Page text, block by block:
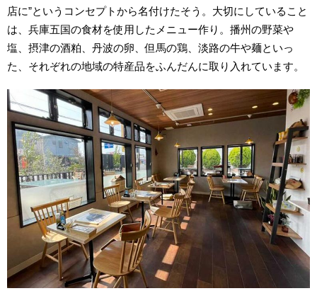
店に”というコンセプトから名付けたそう。大切にしていること
は、兵庫五国の食材を使用したメニュー作り。播州の野菜や
塩、摂津の酒粕、丹波の卵、但馬の鶏、淡路の牛や麺といっ
た、それぞれの地域の特産品をふんだんに取り入れています。